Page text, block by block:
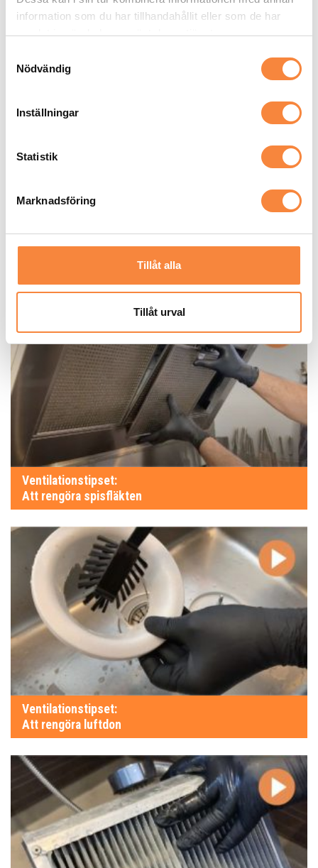
information som du har tillhandahållit eller som de har
samlat in när du har använt deras tjänster.
Nödvändig
Inställningar
Statistik
Marknadsföring
Tillåt alla
Tillåt urval
Luftflöden och injustering
Olika ventilationssystem
Att rengöra fläkt och filter
Ventilationstipset:
Att rengöra spisfläkten
Ventilationstipset:
Att rengöra luftdon